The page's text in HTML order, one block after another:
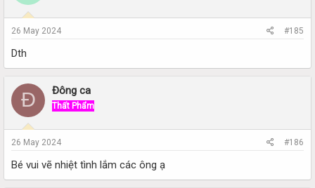
26 May 2024 #185
Dth
Đ Đông ca
Thất Phẩm
26 May 2024 #186
Bé vui vẽ nhiệt tình lắm các ông ạ